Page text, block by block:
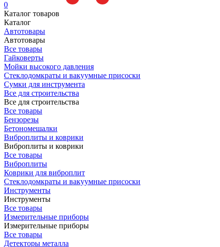
0
Каталог товаров
Каталог
Автотовары
Автотовары
Все товары
Гайковерты
Мойки высокого давления
Стеклодомкраты и вакуумные присоски
Сумки для инструмента
Все для строительства
Все для строительства
Все товары
Бензорезы
Бетономешалки
Виброплиты и коврики
Виброплиты и коврики
Все товары
Виброплиты
Коврики для виброплит
Стеклодомкраты и вакуумные присоски
Инструменты
Инструменты
Все товары
Измерительные приборы
Измерительные приборы
Все товары
Детекторы металла